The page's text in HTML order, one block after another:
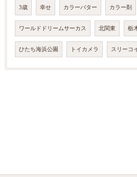
3歳 幸せ カラーバター カラー剤
ワールドドリームサーカス 北関東 栃
ひたち海浜公園 トイカメラ スリーコ